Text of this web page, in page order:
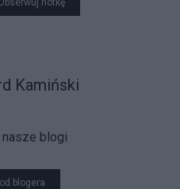
Kamiński
nasze blogi
blogera